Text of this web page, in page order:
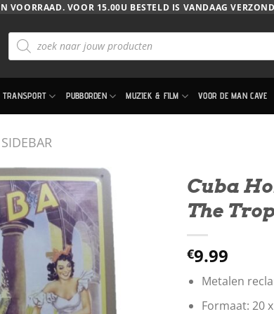
VOORRAAD. VOOR 15.00U BESTELD IS VANDAAG
Producten
zoeken
TRANSPORT PUBBORDEN MUZIEK & FILM VOOR DE MAN CAVE
Cuba
The
€9.99
Metalen
Formaat: 20